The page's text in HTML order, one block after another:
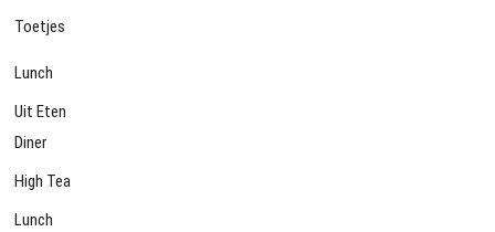
Toetjes
Lunch
Uit Eten
Diner
High Tea
Lunch